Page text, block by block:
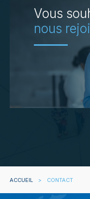
Vous
nous
ACCUEIL > CONTACT